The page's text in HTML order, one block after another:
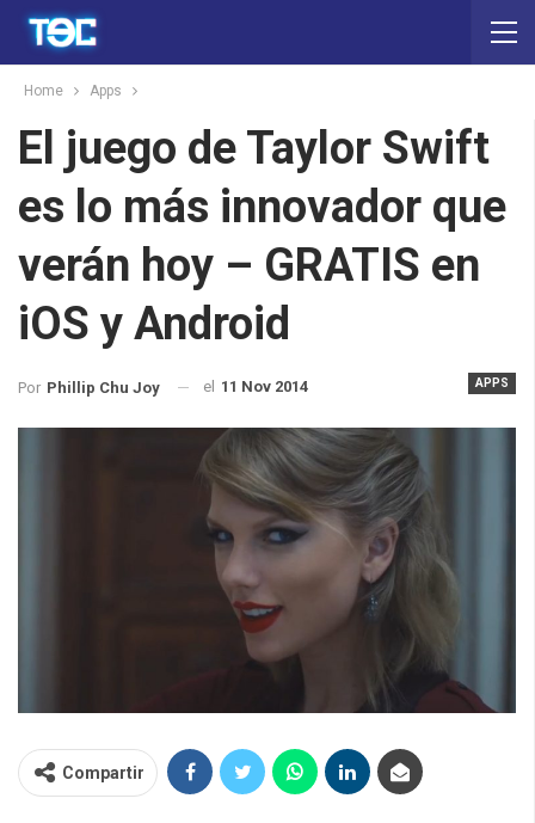
Home Apps
El juego de Taylor Swift
es lo más innovador que
verán hoy – GRATIS en
iOS y Android
APPS
Por Phillip Chu Joy el 11 Nov 2014
Compartir